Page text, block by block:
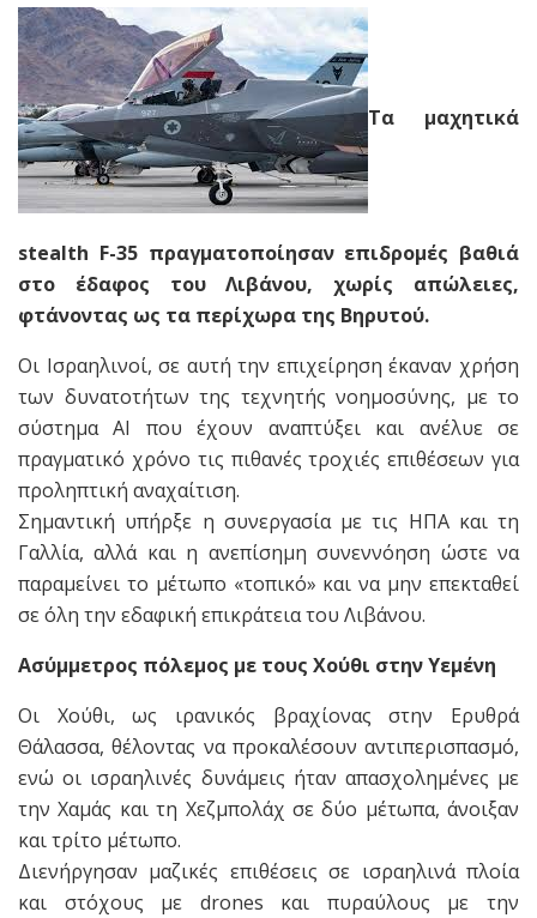
Τα μαχητικά
stealth F-35 πραγματοποίησαν επιδρομές βαθιά
στο έδαφος του Λιβάνου, χωρίς απώλειες,
φτάνοντας ως τα περίχωρα της Βηρυτού.
Οι Ισραηλινοί, σε αυτή την επιχείρηση έκαναν χρήση
των δυνατοτήτων της τεχνητής νοημοσύνης, με το
σύστημα AI που έχουν αναπτύξει και ανέλυε σε
πραγματικό χρόνο τις πιθανές τροχιές επιθέσεων για
προληπτική αναχαίτιση.
Σημαντική υπήρξε η συνεργασία με τις ΗΠΑ και τη
Γαλλία, αλλά και η ανεπίσημη συνεννόηση ώστε να
παραμείνει το μέτωπο «τοπικό» και να μην επεκταθεί
σε όλη την εδαφική επικράτεια του Λιβάνου.
Ασύμμετρος πόλεμος με τους Χούθι στην Υεμένη
Οι Χούθι, ως ιρανικός βραχίονας στην Ερυθρά
Θάλασσα, θέλοντας να προκαλέσουν αντιπερισπασμό,
ενώ οι ισραηλινές δυνάμεις ήταν απασχολημένες με
την Χαμάς και τη Χεζμπολάχ σε δύο μέτωπα, άνοιξαν
και τρίτο μέτωπο.
Διενήργησαν μαζικές επιθέσεις σε ισραηλινά πλοία
και στόχους με drones και πυραύλους με την